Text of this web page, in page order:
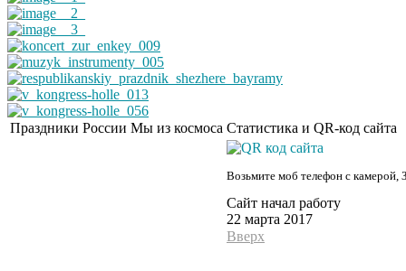
Праздники России Мы из космоса Статистика и QR-код сайта
Возьмите моб телефон с камерой,
Сайт начал работу
22 марта 2017
Вверх